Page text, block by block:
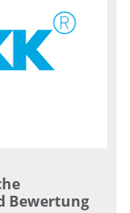
Bewertung